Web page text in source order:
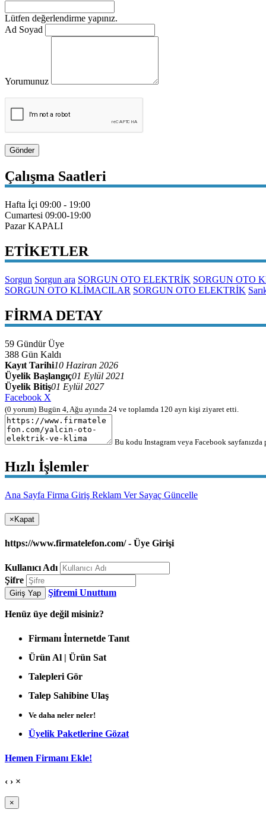
Lütfen değerlendirme yapınız.
Ad Soyad
Yorumunuz
Gönder
Çalışma Saatleri
Hafta İçi 09:00 - 19:00
Cumartesi 09:00-19:00
Pazar KAPALI
ETİKETLER
Sorgun Sorgun ara SORGUN OTO ELEKTRİK SORGUN OTO
SORGUN OTO KLİMACILAR SORGUN OTO ELEKTRİK
FİRMA DETAY
59 Gündür Üye
388 Gün Kaldı
Kayıt Tarihi10 Haziran 2026
Üyelik Başlangıç01 Eylül 2021
Üyelik Bitiş01 Eylül 2027
Facebook X
(0 yorum) Bugün 4, Ağu ayında 24 ve toplamda 120 ayrı kişi ziyaret etti.
Bu kodu Instagram veya Facebook
Hızlı İşlemler
Ana Sayfa Firma Giriş Reklam Ver Sayaç Güncelle
× Kapat
https://www.firmatelefon.com/ - Üye Girişi
Kullanıcı Adı
Şifre
Giriş Yap Şifremi Unuttum
Henüz üye değil misiniz?
Firmanı İnternetde Tanıt
Ürün Al | Ürün Sat
Talepleri Gör
Talep Sahibine Ulaş
Ve daha neler neler!
Üyelik Paketlerine Gözat
Hemen Firmanı Ekle!
‹ › ×
×